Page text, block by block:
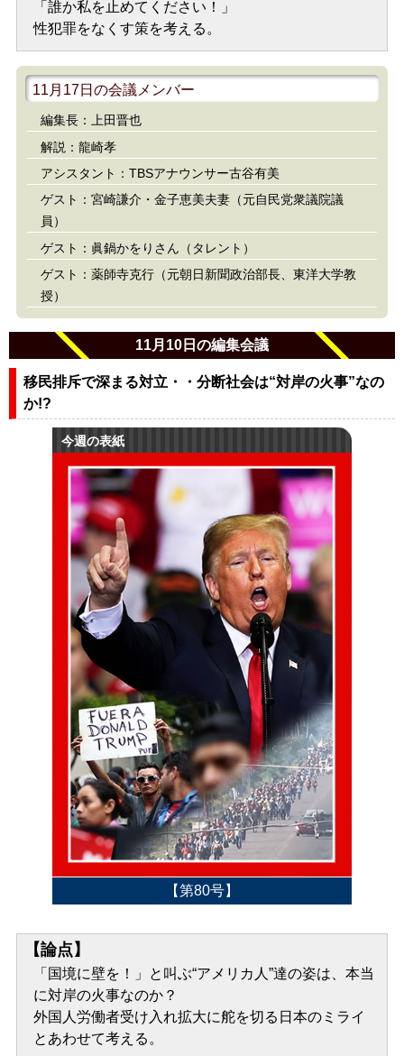
「誰か私を止めてください！」
性犯罪をなくす策を考える。
11月17日の会議メンバー
編集長：上田晋也
解説：龍崎孝
アシスタント：TBSアナウンサー古谷有美
ゲスト：宮崎謙介・金子恵美夫妻（元自民党衆議院議
員）
ゲスト：眞鍋かをりさん（タレント）
ゲスト：薬師寺克行（元朝日新聞政治部長、東洋大学教
授）
11月10日の編集会議
移民排斥で深まる対立・・分断社会は“対岸の火事”なの
か!?
今週の表紙
【第80号】
【論点】
「国境に壁を！」と叫ぶ“アメリカ人”達の姿は、本当
に対岸の火事なのか？
外国人労働者受け入れ拡大に舵を切る日本のミライ
とあわせて考える。